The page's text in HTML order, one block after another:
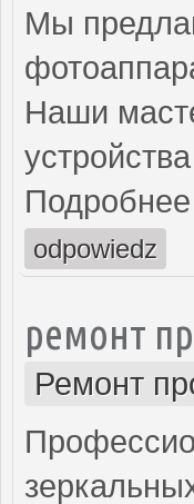
Мы
Наши
odpowiedz
ремонт
Ремонт